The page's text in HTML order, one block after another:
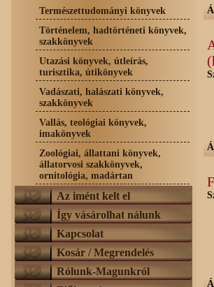
Természettudományi könyvek
Történelem, hadtörténeti könyvek,
szakkönyvek
Utazási könyvek, útleírás,
turisztika, útikönyvek
Vadászati, halászati könyvek,
szakkönyvek
Vallás, teológiai könyvek,
imakönyvek
Zoológiai, állattani könyvek,
állatorvosi szakkönyvek,
ornitológia, madártan
Az imént kelt el
Így vásárolhat nálunk
Kapcsolat
Kosár / Megrendelés
Rólunk-Magunkról